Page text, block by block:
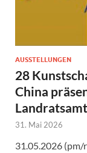
AUSSTELLUNGEN
28
China
Landratsamt
31. Mai 2026
31.05.2026 (pm/